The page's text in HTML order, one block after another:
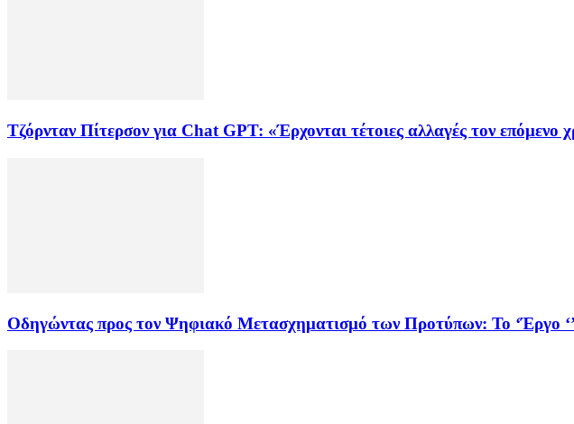
Τζόρνταν Πίτερσον για Chat GPT: «Έρχονται τέτοιες αλλαγές τον επόμενο
Οδηγώντας προς τον Ψηφιακό Μετασχηματισμό των Προτύπων: To ‘Έργο